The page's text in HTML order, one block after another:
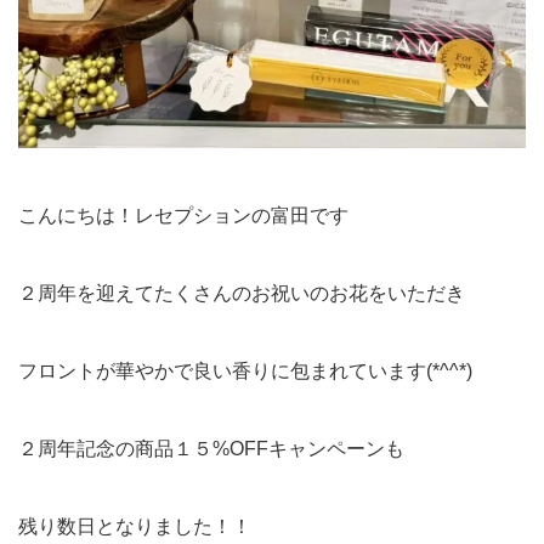
こんにちは！レセプションの富田です
２周年を迎えてたくさんのお祝いのお花をいただき
フロントが華やかで良い香りに包まれています(*^^*)
２周年記念の商品１５%OFFキャンペーンも
残り数日となりました！！